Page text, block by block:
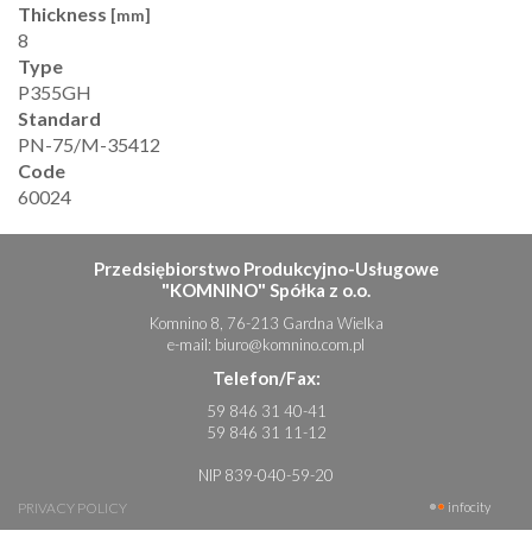
Thickness [mm]
8
Type
P355GH
Standard
PN-75/M-35412
Code
60024
Przedsiębiorstwo Produkcyjno-Usługowe
"KOMNINO" Spółka z o.o.
Komnino 8, 76-213 Gardna Wielka
e-mail: biuro@komnino.com.pl
Telefon/Fax:
59 846 31 40-41
59 846 31 11-12
NIP 839-040-59-20
PRIVACY POLICY infocity